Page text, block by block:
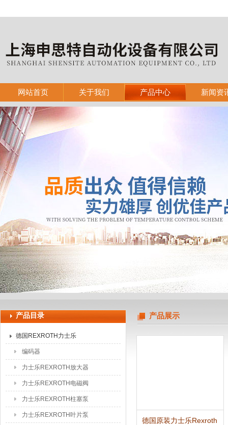
上海申思特自动化设备有限公司
网站首页 关于我们 产品中心 新闻资
产品目录
德国REXROTH力士乐
编码器
力士乐REXROTH放大器
力士乐REXROTH电磁阀
力士乐REXROTH柱塞泵
力士乐REXROTH叶片泵
产品展示
德国原装力士乐Rexroth